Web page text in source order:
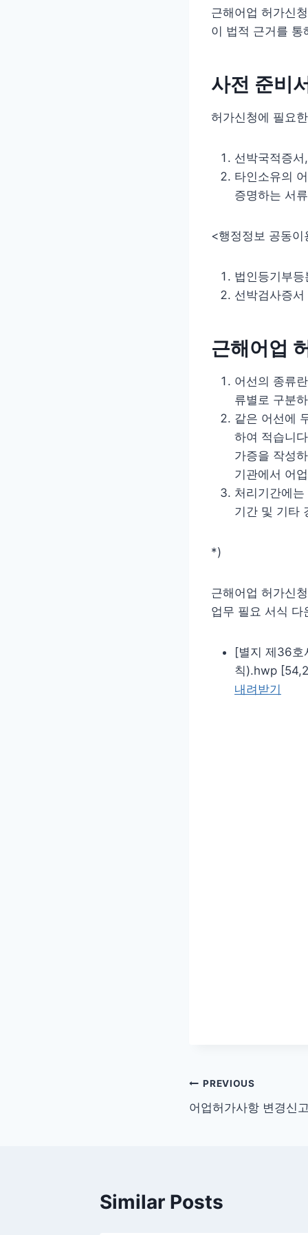
근해어업 허가신
이 법적 근거를 통
사전 준비
허가신청에 필요
선박국적증
타인소유의
증명하는 서
<행정정보 공동
법인등기부
선박검사증서
근해어업
어선의 종류
류별로 구분
같은 어선에
하여 적습니
가증을 작성
기관에서 어
처리기간에
기간 및 기타
*)
근해어업 허가신청
업무 필요 서식 다
[별지 제36호
칙).hwp
내려받기
글
탐
PREVIOUS
어업허가사항 변경신
Similar Posts